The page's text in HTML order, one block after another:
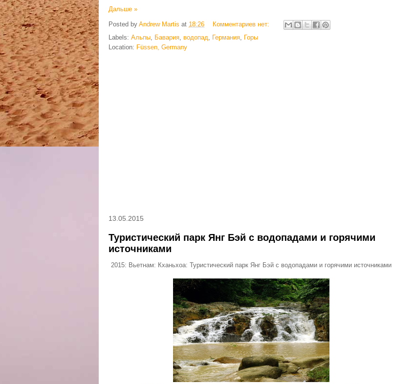
Дальше »
Posted by Andrew Martis at 18:26
Комментариев нет:
Labels: Альпы Бавария водопад Германия Горы
Location: Füssen, Germany
13.05.2015
Туристический парк Янг Бэй с водопадами и горячими
источниками
2015: Вьетнам: Кханьхоа: Туристический парк Янг Бэй с водопадами и горячими источниками